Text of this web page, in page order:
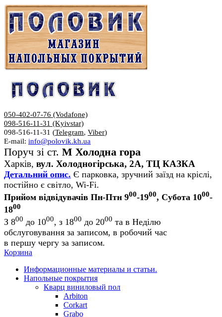
050-402-07-76 (Vodafone)
098-516-11-31 (Kyivstar)
098-516-11-31 (Telegram, Viber)
E-mail: info@polovik.kh.ua
Поруч зі ст. М Холодна гора
Харків, вул. Холодногірська, 2А, ТЦ КАЗКА
Детальний опис. Є парковка, зручний заїзд на кріслі,
постійно є світло, Wi-Fi.
Прийом відвідувачів Пн-Птн 900-1900, Субота 1000-
1800
З 800 до 1000, з 1800 до 2000 та в Неділю
обслуговування за записом, в робочий час
в першу чергу за записом.
Корзина
Информационные материалы и статьи.
Напольные покрытия
Кварц виниловый пол
Arbiton
Corkart
Grabo